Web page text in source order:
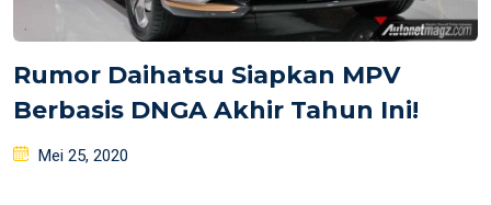
Rumor Daihatsu Siapkan MPV
Berbasis DNGA Akhir Tahun Ini!
Posted
Mei 25, 2020